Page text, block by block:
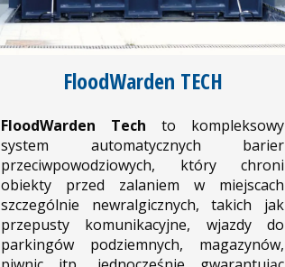
FloodWarden TECH
FloodWarden Tech to kompleksowy
system automatycznych barier
przeciwpowodziowych, który chroni
obiekty przed zalaniem w miejscach
szczególnie newralgicznych, takich jak
przepusty komunikacyjne, wjazdy do
parkingów podziemnych, magazynów,